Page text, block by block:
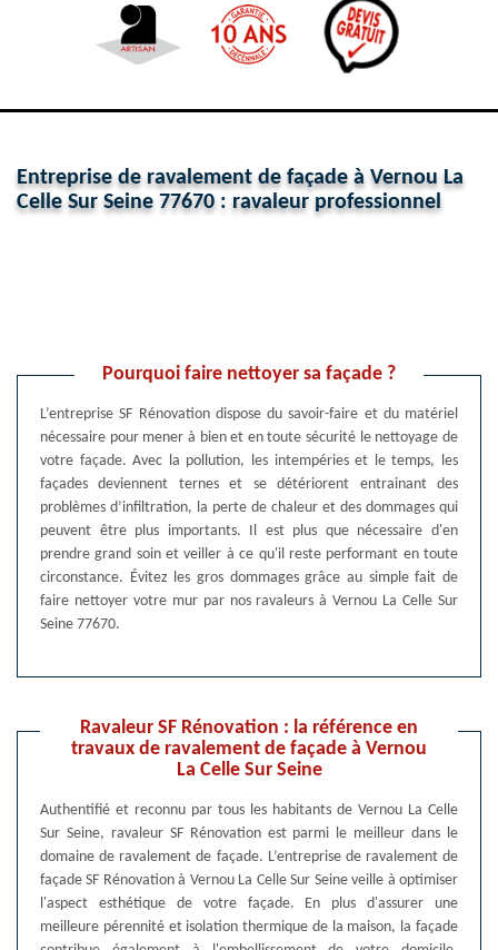
Entreprise de ravalement de façade à Vernou La
Celle Sur Seine 77670 : ravaleur professionnel
Pourquoi faire nettoyer sa façade ?
L’entreprise SF Rénovation dispose du savoir-faire et du matériel
nécessaire pour mener à bien et en toute sécurité le nettoyage de
votre façade. Avec la pollution, les intempéries et le temps, les
façades deviennent ternes et se détériorent entrainant des
problèmes d’infiltration, la perte de chaleur et des dommages qui
peuvent être plus importants. Il est plus que nécessaire d'en
prendre grand soin et veiller à ce qu'il reste performant en toute
circonstance. Évitez les gros dommages grâce au simple fait de
faire nettoyer votre mur par nos ravaleurs à Vernou La Celle Sur
Seine 77670.
Ravaleur SF Rénovation : la référence en
travaux de ravalement de façade à Vernou
La Celle Sur Seine
Authentifié et reconnu par tous les habitants de Vernou La Celle
Sur Seine, ravaleur SF Rénovation est parmi le meilleur dans le
domaine de ravalement de façade. L’entreprise de ravalement de
façade SF Rénovation à Vernou La Celle Sur Seine veille à optimiser
l'aspect esthétique de votre façade. En plus d'assurer une
meilleure pérennité et isolation thermique de la maison, la façade